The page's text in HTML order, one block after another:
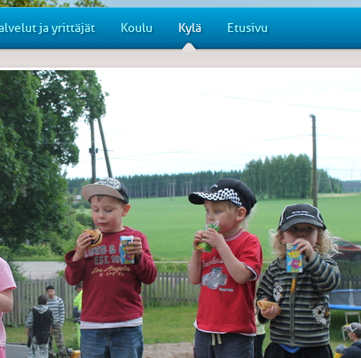
ja yrittäjät Koulu Kylä Etusivu